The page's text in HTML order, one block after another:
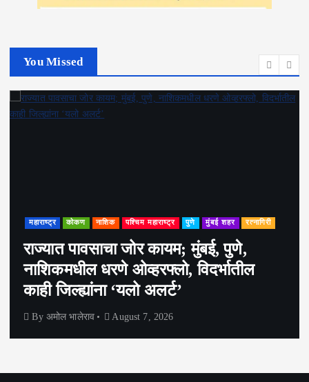
You Missed
महाराष्ट्र कोकण नाशिक पश्चिम महाराष्ट्र पुणे मुंबई शहर रत्नागिरी
राज्यात पावसाचा जोर कायम; मुंबई, पुणे,
नाशिकमधील धरणे ओव्हरफ्लो, विदर्भातील
काही जिल्ह्यांना ‘यलो अलर्ट’
By अमोल भालेराव August 7, 2026